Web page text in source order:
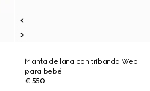
Manta de lana con tribanda Web
para bebé
€ 550